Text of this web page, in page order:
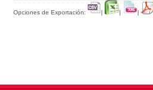
Opciones de Exportación: | | |